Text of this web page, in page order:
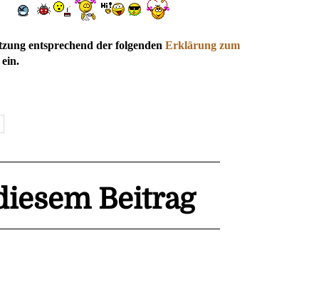
entsprechend der folgenden Erklärung zum
ein.
Beitrag